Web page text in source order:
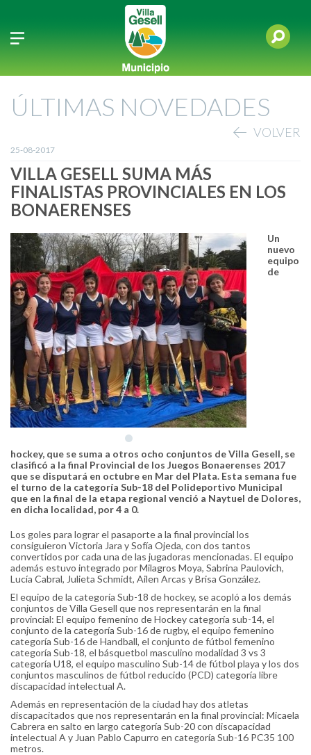
ÚLTIMAS NOVEDADES
VOLVER
25-08-2017
VILLA GESELL SUMA MÁS
FINALISTAS PROVINCIALES EN LOS
BONAERENSES
Un
nuevo
equipo
de
hockey, que se suma a otros ocho conjuntos de Villa Gesell, se
clasificó a la final Provincial de los Juegos Bonaerenses 2017
que se disputará en octubre en Mar del Plata. Esta semana fue
el turno de la categoría Sub-18 del Polideportivo Municipal
que en la final de la etapa regional venció a Naytuel de Dolores,
en dicha localidad, por 4 a 0.
Los goles para lograr el pasaporte a la final provincial los
consiguieron Victoria Jara y Sofía Ojeda, con dos tantos
convertidos por cada una de las jugadoras mencionadas. El equipo
además estuvo integrado por Milagros Moya, Sabrina Paulovich,
Lucía Cabral, Julieta Schmidt, Ailen Arcas y Brisa González.
El equipo de la categoría Sub-18 de hockey, se acopló a los demás
conjuntos de Villa Gesell que nos representarán en la final
provincial: El equipo femenino de Hockey categoría sub-14, el
conjunto de la categoría Sub-16 de rugby, el equipo femenino
categoría Sub-16 de Handball, el conjunto de fútbol femenino
categoría Sub-18, el básquetbol masculino modalidad 3 vs 3
categoría U18, el equipo masculino Sub-14 de fútbol playa y los dos
conjuntos masculinos de fútbol reducido (PCD) categoría libre
discapacidad intelectual A.
Además en representación de la ciudad hay dos atletas
discapacitados que nos representarán en la final provincial: Micaela
Cabrera en salto en largo categoría Sub-20 con discapacidad
intelectual A y Juan Pablo Capurro en categoría Sub-16 PC35 100
metros.